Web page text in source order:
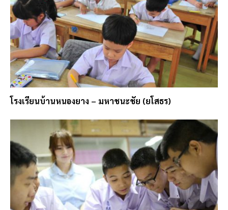
โรงเรียนบ้านหนองยาง – มหาชนะชัย (ยโสธร)